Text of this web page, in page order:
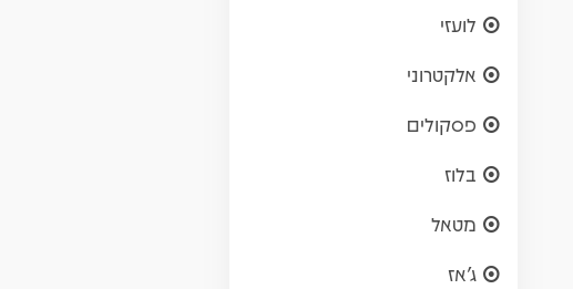
לועזי
אלקטרוני
פסקולים
בלוז
מטאל
ג'אז